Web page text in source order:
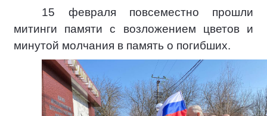
15 февраля повсеместно прошли
митинги памяти с возложением цветов и
минутой молчания в память о погибших.